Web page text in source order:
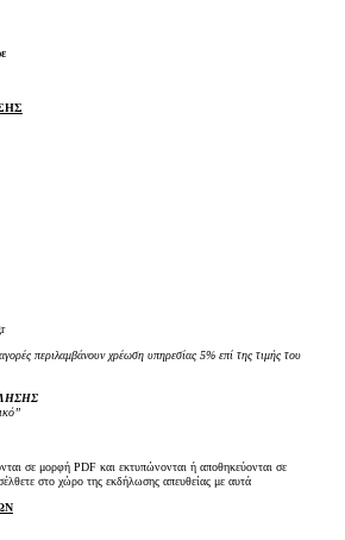
περιλαμβάνουν χρέωση υπηρεσίας 5% επί της τιμής του
σε μορφή PDF και εκτυπώνονται ή αποθηκεύονται σε
στο χώρο της εκδήλωσης απευθείας με αυτά